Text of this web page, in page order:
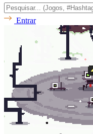
Entrar